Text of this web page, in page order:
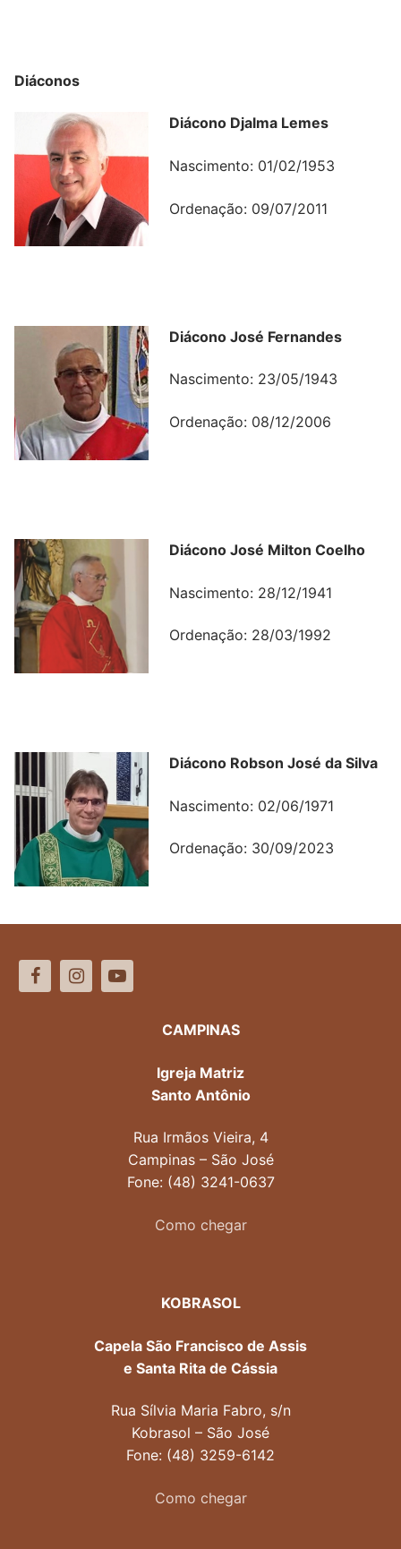
Diáconos
Diácono Djalma Lemes
Nascimento: 01/02/1953
Ordenação: 09/07/2011
Diácono José Fernandes
Nascimento: 23/05/1943
Ordenação: 08/12/2006
Diácono José Milton Coelho
Nascimento: 28/12/1941
Ordenação: 28/03/1992
Diácono Robson José da Silva
Nascimento: 02/06/1971
Ordenação: 30/09/2023
CAMPINAS
Igreja Matriz
Santo Antônio
Rua Irmãos Vieira, 4
Campinas – São José
Fone: (48) 3241-0637
Como chegar
KOBRASOL
Capela São Francisco de Assis
e Santa Rita de Cássia
Rua Sílvia Maria Fabro, s/n
Kobrasol – São José
Fone: (48) 3259-6142
Como chegar